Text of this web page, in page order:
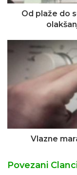
Od plaže do
Vlazne
Povezani